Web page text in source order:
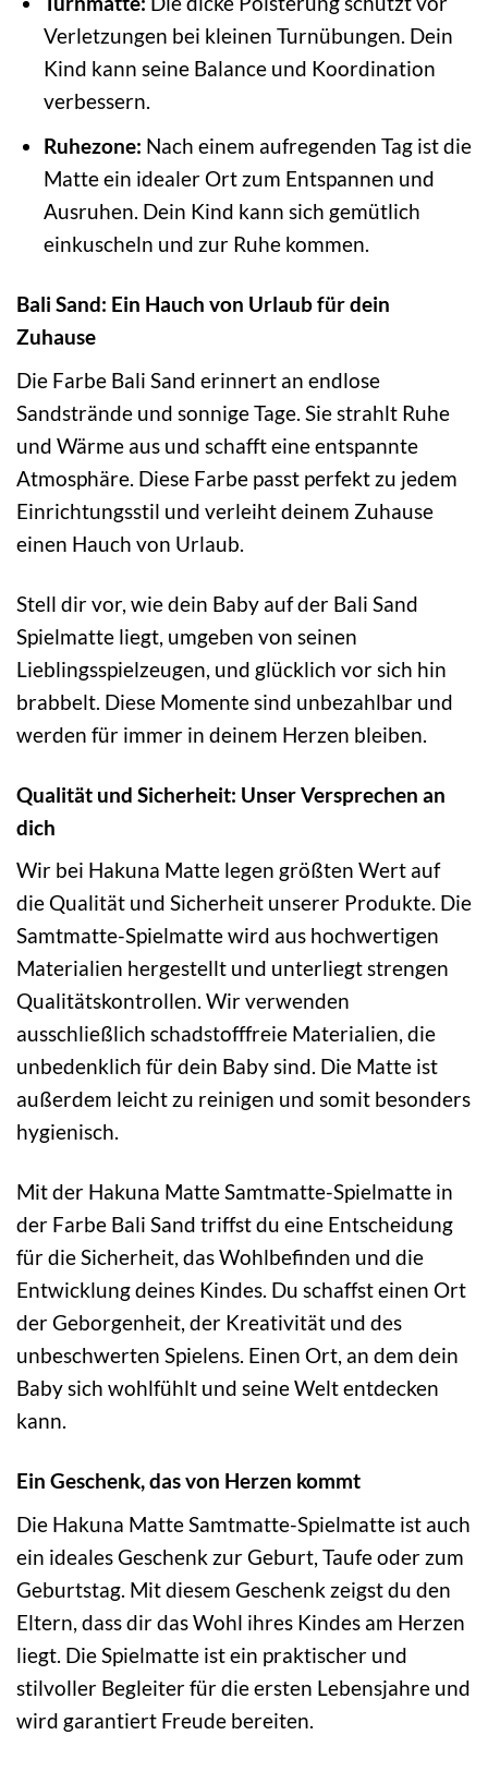
Verletzungen bei kleinen Turnübungen. Dein
Kind kann seine Balance und Koordination
verbessern.
Ruhezone: Nach einem aufregenden Tag ist die
Matte ein idealer Ort zum Entspannen und
Ausruhen. Dein Kind kann sich gemütlich
einkuscheln und zur Ruhe kommen.
Bali Sand: Ein Hauch von Urlaub für dein
Zuhause
Die Farbe Bali Sand erinnert an endlose
Sandstrände und sonnige Tage. Sie strahlt Ruhe
und Wärme aus und schafft eine entspannte
Atmosphäre. Diese Farbe passt perfekt zu jedem
Einrichtungsstil und verleiht deinem Zuhause
einen Hauch von Urlaub.
Stell dir vor, wie dein Baby auf der Bali Sand
Spielmatte liegt, umgeben von seinen
Lieblingsspielzeugen, und glücklich vor sich hin
brabbelt. Diese Momente sind unbezahlbar und
werden für immer in deinem Herzen bleiben.
Qualität und Sicherheit: Unser Versprechen an
dich
Wir bei Hakuna Matte legen größten Wert auf
die Qualität und Sicherheit unserer Produkte. Die
Samtmatte-Spielmatte wird aus hochwertigen
Materialien hergestellt und unterliegt strengen
Qualitätskontrollen. Wir verwenden
ausschließlich schadstofffreie Materialien, die
unbedenklich für dein Baby sind. Die Matte ist
außerdem leicht zu reinigen und somit besonders
hygienisch.
Mit der Hakuna Matte Samtmatte-Spielmatte in
der Farbe Bali Sand triffst du eine Entscheidung
für die Sicherheit, das Wohlbefinden und die
Entwicklung deines Kindes. Du schaffst einen Ort
der Geborgenheit, der Kreativität und des
unbeschwerten Spielens. Einen Ort, an dem dein
Baby sich wohlfühlt und seine Welt entdecken
kann.
Ein Geschenk, das von Herzen kommt
Die Hakuna Matte Samtmatte-Spielmatte ist auch
ein ideales Geschenk zur Geburt, Taufe oder zum
Geburtstag. Mit diesem Geschenk zeigst du den
Eltern, dass dir das Wohl ihres Kindes am Herzen
liegt. Die Spielmatte ist ein praktischer und
stilvoller Begleiter für die ersten Lebensjahre und
wird garantiert Freude bereiten.